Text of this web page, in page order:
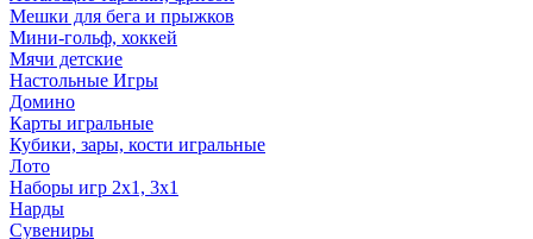
Мешки для бега и прыжков
Мини-гольф, хоккей
Мячи детские
Настольные Игры
Домино
Карты игральные
Кубики, зары, кости игральные
Лото
Наборы игр 2х1, 3х1
Нарды
Сувениры